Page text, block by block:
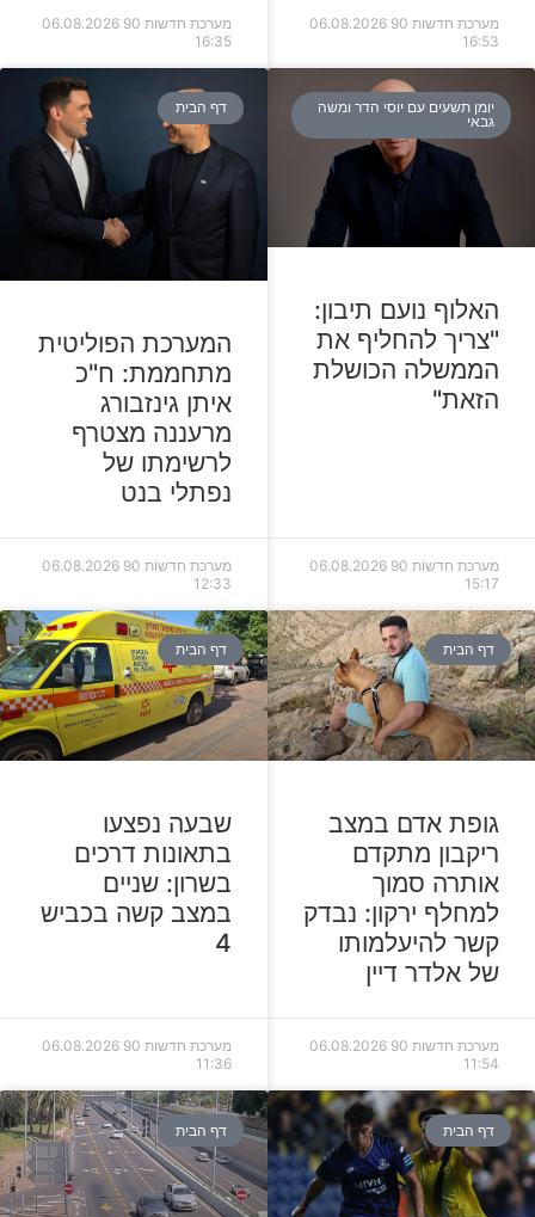
מערכת חדשות 90
06.08.2026
16:53
מערכת חדשות 90
06.08.2026
16:35
יומן תשעים עם יוסי הדר ומשה
גבאי
האלוף נועם תיבון:
"צריך להחליף את
הממשלה הכושלת
הזאת"
מערכת חדשות 90
06.08.2026
15:17
דף הבית
המערכת הפוליטית
מתחממת: ח"כ
איתן גינזבורג
מרעננה מצטרף
לרשימתו של
נפתלי בנט
מערכת חדשות 90
06.08.2026
12:33
דף הבית
גופת אדם במצב
ריקבון מתקדם
אותרה סמוך
למחלף ירקון: נבדק
קשר להיעלמותו
של אלדר דיין
מערכת חדשות 90
06.08.2026
11:54
דף הבית
שבעה נפצעו
בתאונות דרכים
בשרון: שניים
במצב קשה בכביש
4
מערכת חדשות 90
06.08.2026
11:36
דף הבית דף הבית